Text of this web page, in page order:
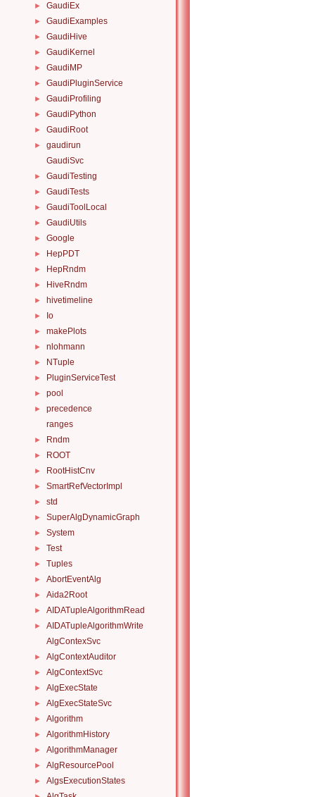
► GaudiEx
► GaudiExamples
► GaudiHive
► GaudiKernel
► GaudiMP
► GaudiPluginService
► GaudiProfiling
► GaudiPython
► GaudiRoot
►
gaudirun
GaudiSvc
► GaudiTesting
► GaudiTests
► GaudiToolLocal
► GaudiUtils
► Google
► HepPDT
► HepRndm
► HiveRndm
► hivetimeline
► Io
► makePlots
► nlohmann
► NTuple
► PluginServiceTest
► pool
►
precedence
ranges
► Rndm
► ROOT
► RootHistCnv
► SmartRefVectorImpl
► std
► SuperAlgDynamicGraph
► System
► Test
► Tuples
► AbortEventAlg
► Aida2Root
► AIDATupleAlgorithmRead
►
AIDATupleAlgorithmWrite
AlgContexSvc
► AlgContextAuditor
► AlgContextSvc
► AlgExecState
► AlgExecStateSvc
► Algorithm
► AlgorithmHistory
► AlgorithmManager
► AlgResourcePool
► AlgsExecutionStates